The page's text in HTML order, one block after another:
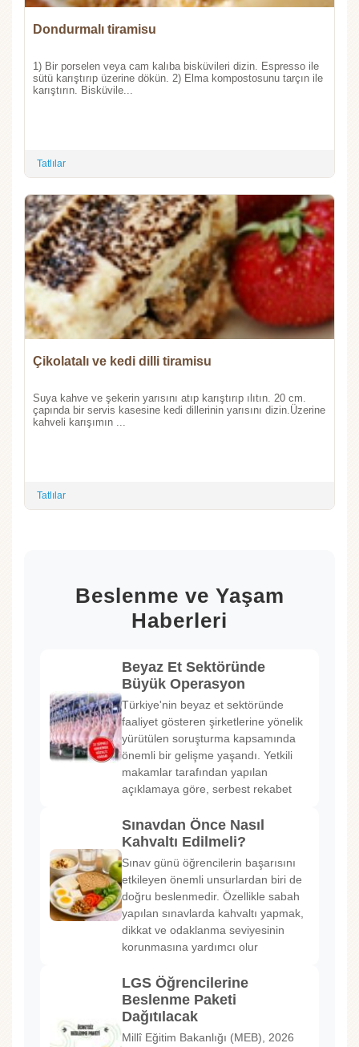
Dondurmalı tiramisu
1) Bir porselen veya cam kalıba bisküvileri dizin. Espresso ile
sütü karıştırıp üzerine dökün. 2) Elma kompostosunu tarçın ile
karıştırın. Bisküvile...
Tatlılar
Çikolatalı ve kedi dilli tiramisu
Suya kahve ve şekerin yarısını atıp karıştırıp ılıtın. 20 cm.
çapında bir servis kasesine kedi dillerinin yarısını dizin.Üzerine
kahveli karışımın ...
Tatlılar
Beslenme ve Yaşam
Haberleri
Beyaz Et Sektöründe
Büyük Operasyon
Türkiye'nin beyaz et sektöründe
faaliyet gösteren şirketlerine yönelik
yürütülen soruşturma kapsamında
önemli bir gelişme yaşandı. Yetkili
makamlar tarafından yapılan
açıklamaya göre, serbest rekabet
Sınavdan Önce Nasıl
Kahvaltı Edilmeli?
Sınav günü öğrencilerin başarısını
etkileyen önemli unsurlardan biri de
doğru beslenmedir. Özellikle sabah
yapılan sınavlarda kahvaltı yapmak,
dikkat ve odaklanma seviyesinin
korunmasına yardımcı olur
LGS Öğrencilerine
Beslenme Paketi
Dağıtılacak
Millî Eğitim Bakanlığı (MEB), 2026